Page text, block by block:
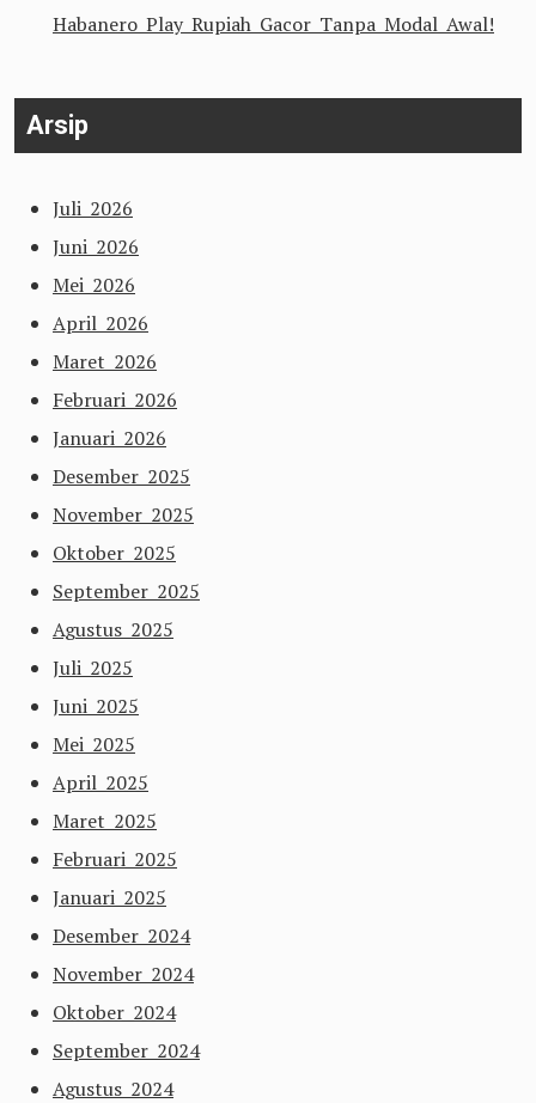
Habanero Play Rupiah Gacor Tanpa Modal Awal!
Arsip
Juli 2026
Juni 2026
Mei 2026
April 2026
Maret 2026
Februari 2026
Januari 2026
Desember 2025
November 2025
Oktober 2025
September 2025
Agustus 2025
Juli 2025
Juni 2025
Mei 2025
April 2025
Maret 2025
Februari 2025
Januari 2025
Desember 2024
November 2024
Oktober 2024
September 2024
Agustus 2024